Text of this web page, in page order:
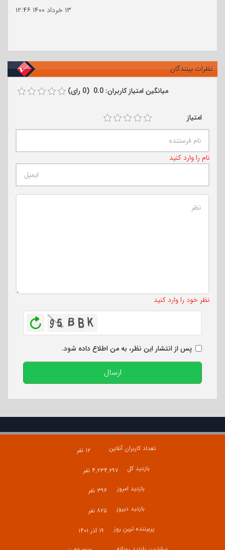
۱۳ خرداد ۱۴۰۰
۱۲:۴۶
نظرات بینندگان
میانگین امتیاز کاربران: 0.0 (0 رای)
امتیاز
نام را وارد کنید
نظر خود را وارد کنید
پس از انتشار این نظر، به من اطلاع داده شود.
ارسال
تعداد کاربران آنلاین
۱۲ نفر
بازدید کل
۴,۲۳۴,۲۹۷ نفر
بازدید امروز
۳۹۶ نفر
بازدید دیروز
۸۲۵ نفر
پربیننده ترین روز
۱۹ آذر ۱۴۰۱